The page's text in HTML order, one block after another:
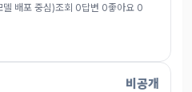
배포 중심)조회 0답변 0좋아요 0
비공개